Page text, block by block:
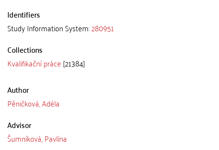
Identifiers
Study Information System:280951
Collections
Kvalifikační práce [21384]
Author
Pěničková, Adéla
Advisor
Šumníková, Pavlína